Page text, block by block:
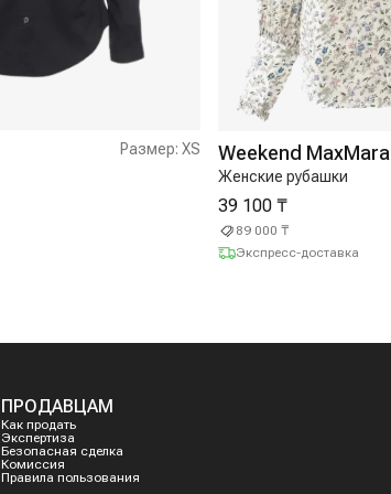
Размер: XS Weekend MaxMara
Женские рубашки
39 100 ₸
89 000 ₸
Экспресс-доставка
ПРОДАВЦАМ
Как продать
Экспертиза
Безопасная сделка
Комиссия
Правила пользования